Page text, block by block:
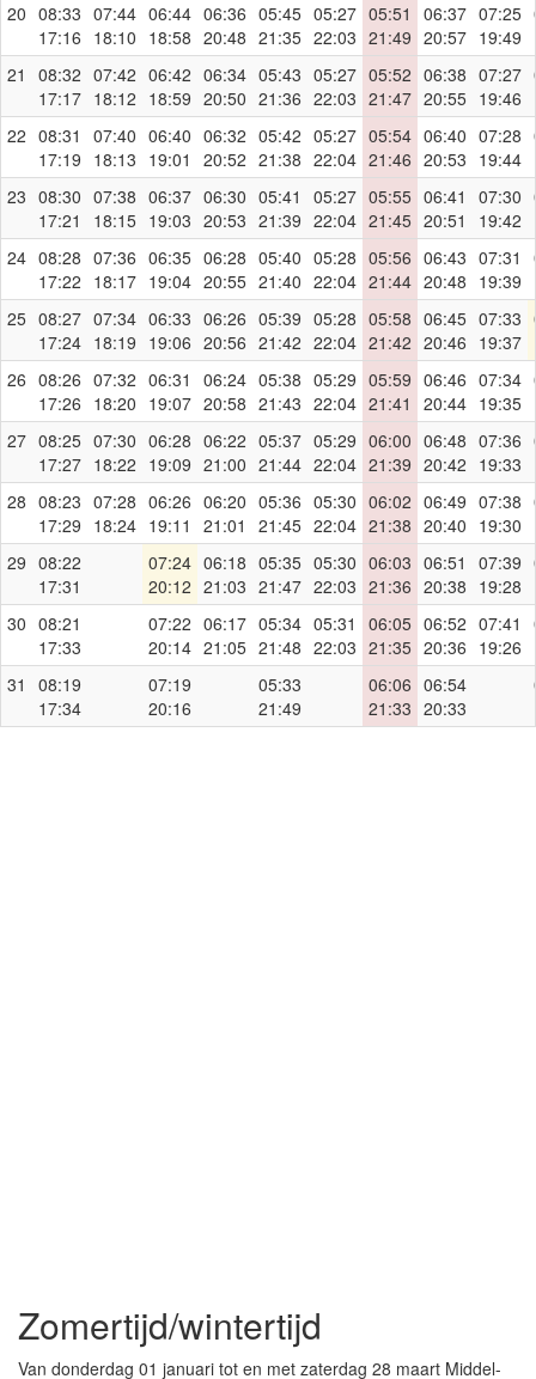
20 08:33
17:16
07:44
18:10
06:44
18:58
06:36
20:48
05:45
21:35
05:27
22:03
05:51
21:49
06:37
20:57
07:25
19:49
21
08:32
17:17
07:42
18:12
06:42
18:59
06:34
20:50
05:43
21:36
05:27
22:03
05:52
21:47
06:38
20:55
07:27
19:46
22 08:31
17:19
07:40
18:13
06:40
19:01
06:32
20:52
05:42
21:38
05:27
22:04
05:54
21:46
06:40
20:53
07:28
19:44
23 08:30
17:21
07:38
18:15
06:37
19:03
06:30
20:53
05:41
21:39
05:27
22:04
05:55
21:45
06:41
20:51
07:30
19:42
24 08:28
17:22
07:36
18:17
06:35
19:04
06:28
20:55
05:40
21:40
05:28
22:04
05:56
21:44
06:43
20:48
07:31
19:39
25 08:27
17:24
07:34
18:19
06:33
19:06
06:26
20:56
05:39
21:42
05:28
22:04
05:58
21:42
06:45
20:46
07:33
19:37
26 08:26
17:26
07:32
18:20
06:31
19:07
06:24
20:58
05:38
21:43
05:29
22:04
05:59
21:41
06:46
20:44
07:34
19:35
27 08:25
17:27
07:30
18:22
06:28
19:09
06:22
21:00
05:37
21:44
05:29
22:04
06:00
21:39
06:48
20:42
07:36
19:33
28 08:23
17:29
07:28
18:24
06:26
19:11
06:20
21:01
05:36
21:45
05:30
22:04
06:02
21:38
06:49
20:40
07:38
19:30
29 08:22
17:31
07:24
20:12
06:18
21:03
05:35
21:47
05:30
22:03
06:03
21:36
06:51
20:38
07:39
19:28
30 08:21
17:33
07:22
20:14
06:17
21:05
05:34
21:48
05:31
22:03
06:05
21:35
06:52
20:36
07:41
19:26
31
08:19
17:34
07:19
20:16
05:33
21:49
06:06
21:33
06:54
20:33
Zomertijd/wintertijd
Van donderdag 01 januari tot en met zaterdag 28 maart Middel-